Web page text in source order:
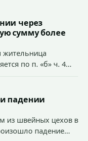
через
сумму более
жительница
по п. «б» ч. 4
падении
из швейных цехов в
падение